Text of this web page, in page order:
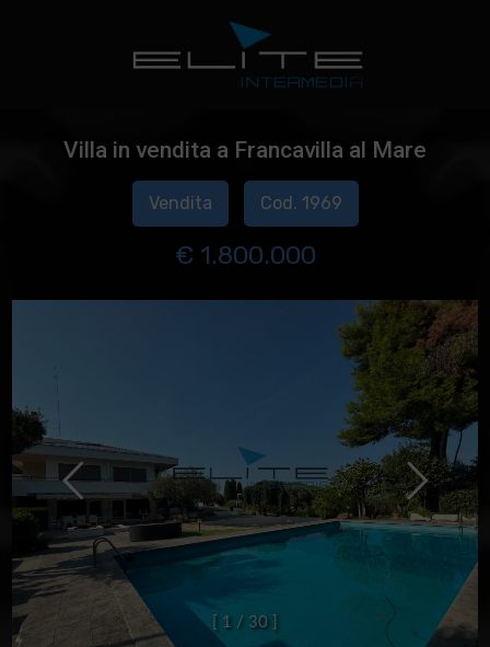
Villa in vendita a Francavilla al Mare
Vendita Cod. 1969
€ 1.800.000
1 / 30